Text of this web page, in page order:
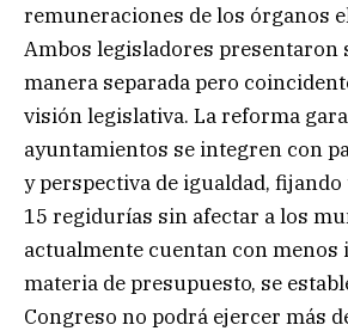
remuneraciones de los órganos
Ambos legisladores presentaron
manera separada pero
visión legislativa. La reforma
ayuntamientos se integren con
y perspectiva de igualdad,
15 regidurías sin afectar a los
actualmente cuentan con menos
materia de presupuesto, se
Congreso no podrá ejercer más